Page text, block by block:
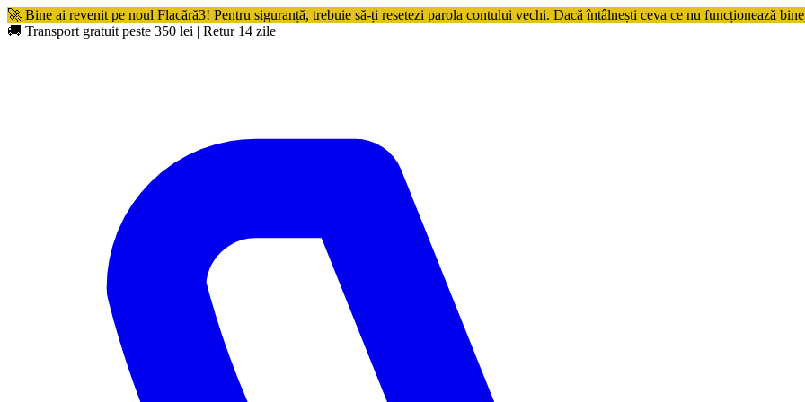
🚀 Bine ai revenit pe noul Flacără3! Pentru siguranță, trebuie să-ți resetezi parola contului vechi. Dacă întâlnești ceva ce nu funcționează
🚚 Transport gratuit peste 350 lei | Retur 14 zile